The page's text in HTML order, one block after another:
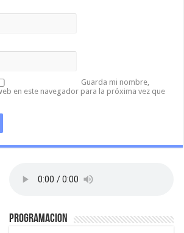
Guarda mi nombre,
en este navegador para la próxima vez que
PROGRAMACION